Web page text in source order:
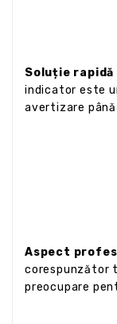
Soluție
indicator este
avertizare
Aspect
corespunzător
preocupare